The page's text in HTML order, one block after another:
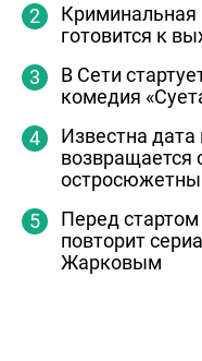
готовится к
В Сети
комедия
Известна
возвращается
Перед
повторит
Жарковым